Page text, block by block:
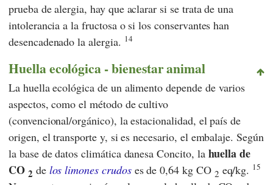
prueba de alergia, hay que aclarar si se trata de una
intolerancia a la fructosa o si los conservantes han
desencadenado la alergia. 14
Huella ecológica - bienestar animal
La huella ecológica de un alimento depende de varios
aspectos, como el método de cultivo
(convencional/orgánico), la estacionalidad, el país de
origen, el transporte y, si es necesario, el embalaje. Según
la base de datos climática danesaConcito, la huella de
CO 2 de los limones crudoses de 0,64 kg CO 2 eq/kg. 15